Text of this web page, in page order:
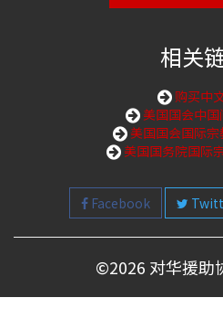
相关
购买中
美国国会中国
美国国会国际宗
美国国务院国际
Facebook
©2026 对华援助